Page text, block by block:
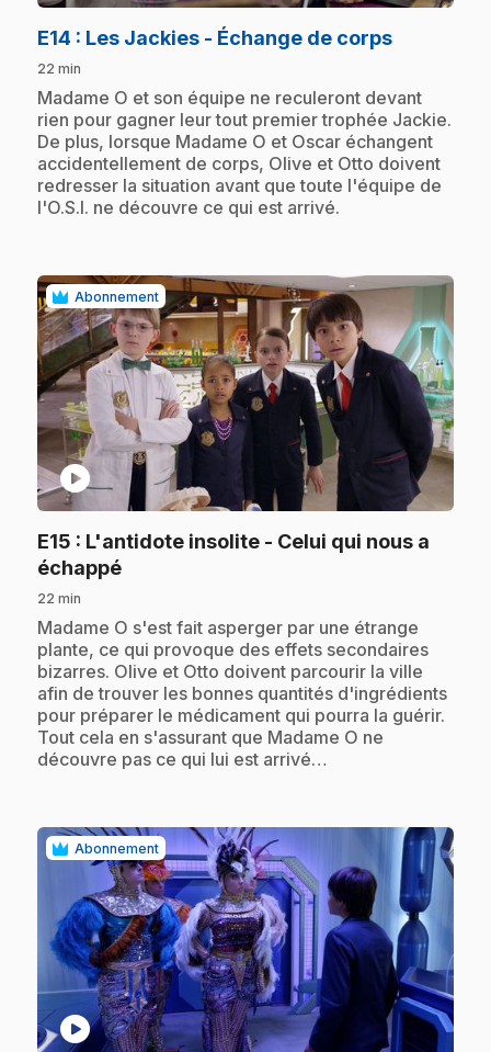
E14 : Les Jackies - Échange de corps.
22 min
.Madame O et son équipe ne reculeront devant
rien pour gagner leur tout premier trophée Jackie.
De plus, lorsque Madame O et Oscar échangent
accidentellement de corps, Olive et Otto doivent
redresser la situation avant que toute l'équipe de
l'O.S.I. ne découvre ce qui est arrivé.
Abonnement
play_circle
E15 : L'antidote insolite - Celui qui nous a
échappé.
22 min
.Madame O s'est fait asperger par une étrange
plante, ce qui provoque des effets secondaires
bizarres. Olive et Otto doivent parcourir la ville
afin de trouver les bonnes quantités d'ingrédients
pour préparer le médicament qui pourra la guérir.
Tout cela en s'assurant que Madame O ne
découvre pas ce qui lui est arrivé…
Abonnement
play_circle